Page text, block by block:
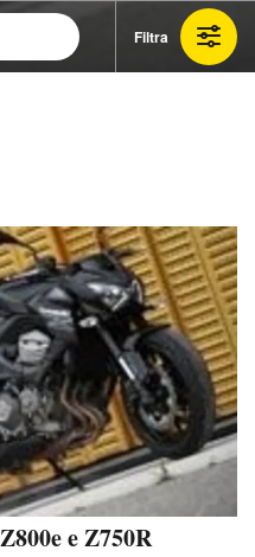
Filtra
e Z750R